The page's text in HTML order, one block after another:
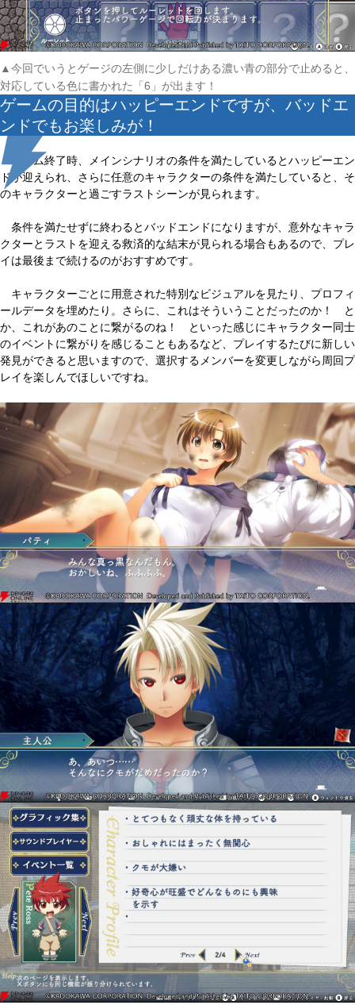
▲今回でいうとゲージの左側に少しだけある濃い青の部分で止めると、
対応している色に書かれた「6」が出ます！
ゲームの目的はハッピーエンドですが、バッドエ
ンドでもお楽しみが！
ゲーム終了時、メインシナリオの条件を満たしているとハッピーエン
ドが迎えられ、さらに任意のキャラクターの条件を満たしていると、そ
のキャラクターと過ごすラストシーンが見られます。
条件を満たせずに終わるとバッドエンドになりますが、意外なキャラ
クターとラストを迎える救済的な結末が見られる場合もあるので、プレ
イは最後まで続けるのがおすすめです。
キャラクターごとに用意された特別なビジュアルを見たり、プロフィ
ールデータを埋めたり。さらに、これはそういうことだったのか！ と
か、これがあのことに繋がるのね！ といった感じにキャラクター同士
のイベントに繋がりを感じることもあるなど、プレイするたびに新しい
発見ができると思いますので、選択するメンバーを変更しながら周回プ
レイを楽しんでほしいですね。